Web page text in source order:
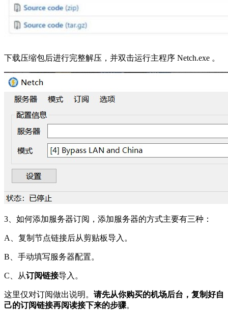
下载压缩包后进行完整解压，并双击运行主程序 Netch.exe 。
3、如何添加服务器订阅，添加服务器的方式主要有三种：
A、复制节点链接后从剪贴板导入。
B、手动填写服务器配置。
C、从订阅链接导入。
这里仅对订阅做出说明。 请先从你购买的机场后台，复制好自
己的订阅链接再阅读接下来的步骤。